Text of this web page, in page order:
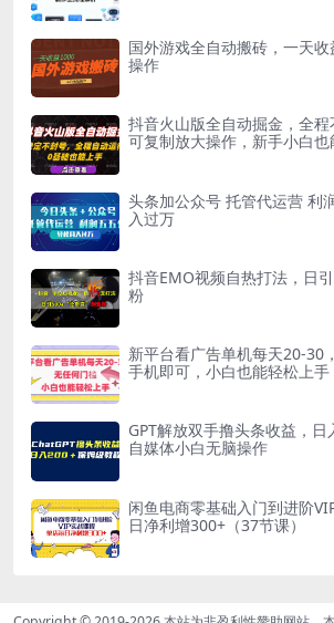
国外游戏全自动搬砖，一天
操作
抖音火山版全自动掘金，全程
可复制放大操作，新手小白也
头条加公众号 托管代运营 利
入过万
抖音EMO视频自热打法，日
粉
新平台看广告单机每天20-30
手机即可，小白也能轻松上手
GPT解放双手撸头条收益，日
自媒体小白无脑操作
闲鱼电商零基础入门到进阶
日净利增300+（37节课）